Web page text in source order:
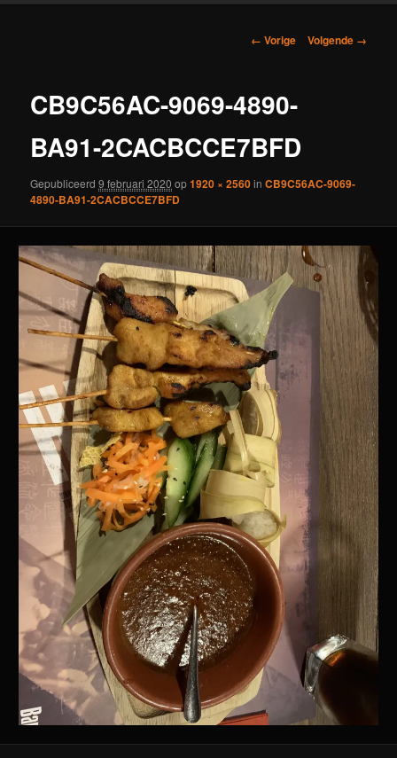
Afbeeldingsnavigatie
← Vorige Volgende →
CB9C56AC-9069-4890-
BA91-2CACBCCE7BFD
Gepubliceerd9 februari 2020 op1920 × 2560inCB9C56AC-9069-
4890-BA91-2CACBCCE7BFD